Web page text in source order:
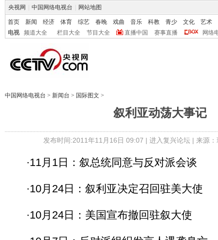
央视网 中国网络电视台 网站地图
首页 新闻 经济 体育 综艺 春晚 戏曲 音乐 科教 青少 文化
艺术
电视
频道大全 栏目大全 节目大全 直播中国 赛事直播 网络
中国网络电视台 > 新闻台 > 国际图文 >
叙利亚动荡大事记
发布时间:2011年11月16日 09:07 | 进入复兴论坛| 来源
·11月1日：叙总统同意与反对派会谈
·10月24日：叙利亚决定召回驻美大使
·10月24日：美国宣布撤回驻叙大使